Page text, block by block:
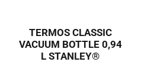
TERMOS CLASSIC
VACUUM BOTTLE 0,94
L STANLEY®